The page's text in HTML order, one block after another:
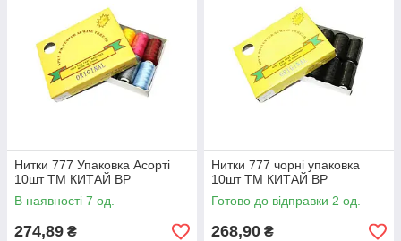
Нитки 777 Упаковка Асорті
10шт ТМ КИТАЙ BP
В наявності 7 од.
274,89 ₴
Нитки 777 чорні упаковка
10шт ТМ КИТАЙ BP
Готово до відправки 2 од.
268,90 ₴